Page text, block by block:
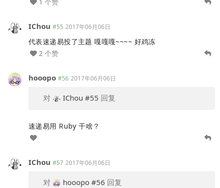
1 个赞
IChou #55 2017年06月06日
代表速递易投了主题 嘎嘎嘎~~~~ 好鸡冻
2 个赞
hooopo #56 2017年06月06日
对 IChou #55 回复
速递易用 Ruby 干啥？
IChou #57 2017年06月06日
对 hooopo #56 回复